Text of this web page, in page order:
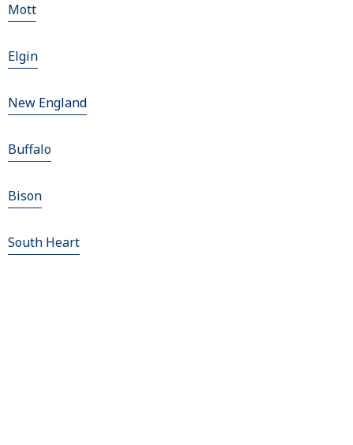
Mott
Elgin
New England
Buffalo
Bison
South Heart